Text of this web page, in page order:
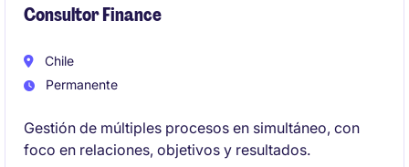
Consultor Finance
Chile
Permanente
Gestión de múltiples procesos en simultáneo, con
foco en relaciones, objetivos y resultados.